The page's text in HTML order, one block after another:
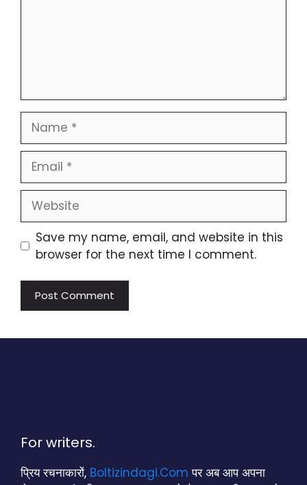
Name
Email
Website
Save my name, email, and website in this
browser for the next time I comment.
For writers.
प्रिय रचनाकारों, Boltizindagi.Com पर अब आप अपना